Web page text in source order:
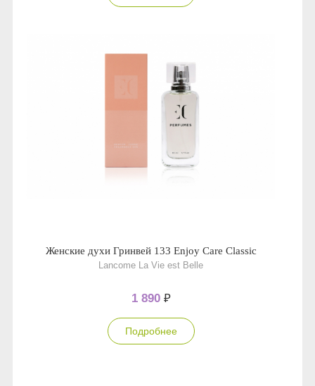
Женские духи Гринвей 133 Enjoy Care Classic
Lancome La Vie est Belle
1 890 ₽
Подробнее